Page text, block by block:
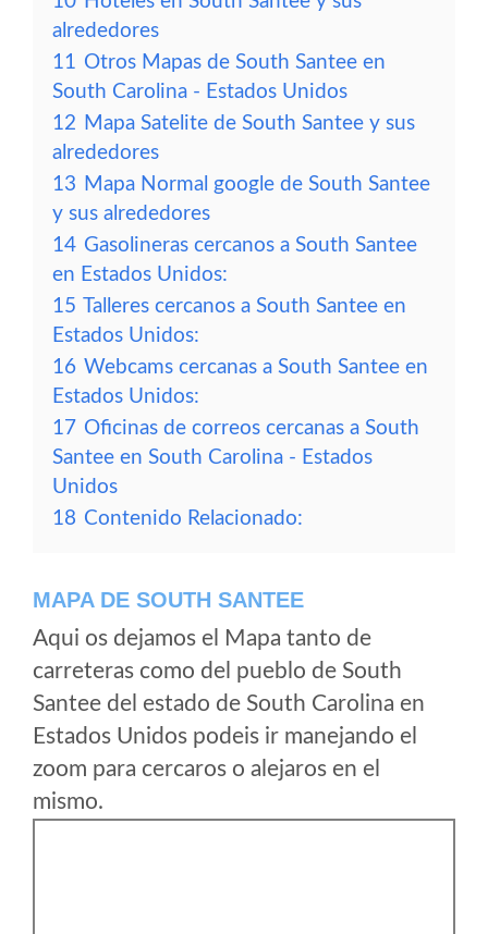
alrededores
11 Otros Mapas de South Santee en
South Carolina - Estados Unidos
12 Mapa Satelite de South Santee y sus
alrededores
13 Mapa Normal google de South Santee
y sus alrededores
14 Gasolineras cercanos a South Santee
en Estados Unidos:
15 Talleres cercanos a South Santee en
Estados Unidos:
16 Webcams cercanas a South Santee en
Estados Unidos:
17 Oficinas de correos cercanas a South
Santee en South Carolina - Estados
Unidos
18 Contenido Relacionado:
MAPA DE SOUTH SANTEE
Aqui os dejamos el Mapa tanto de
carreteras como del pueblo de South
Santee del estado de South Carolina en
Estados Unidos podeis ir manejando el
zoom para cercaros o alejaros en el
mismo.